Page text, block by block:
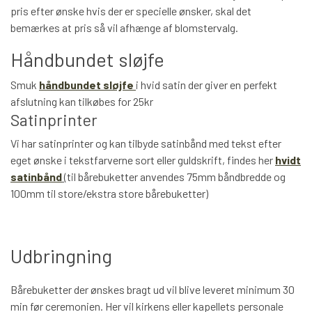
pris efter ønske hvis der er specielle ønsker, skal det
bemærkes at pris så vil afhænge af blomstervalg.
Håndbundet sløjfe
Smuk håndbundet sløjfe i hvid satin der giver en perfekt
afslutning kan tilkøbes for 25kr
Satinprinter
Vi har satinprinter og kan tilbyde satinbånd med tekst efter
eget ønske i tekstfarverne sort eller guldskrift, findes her hvidt
satinbånd(til bårebuketter anvendes 75mm båndbredde og
100mm til store/ekstra store bårebuketter)
Udbringning
Bårebuketter der ønskes bragt ud vil blive leveret minimum 30
min før ceremonien. Her vil kirkens eller kapellets personale